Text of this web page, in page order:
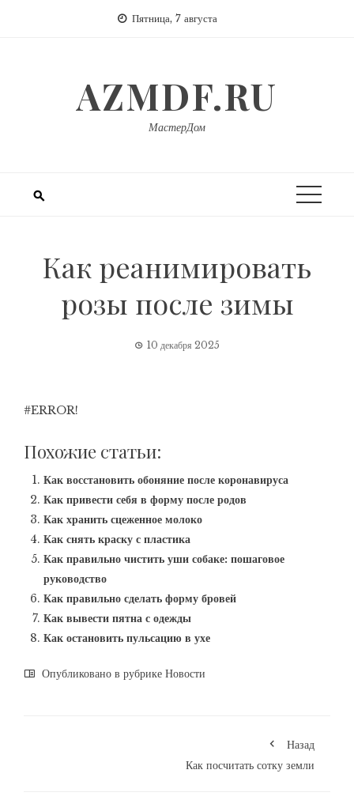
Пятница, 7 августа
AZMDF.RU
МастерДом
Как реанимировать
розы после зимы
10 декабря 2025
#ERROR!
Похожие статьи:
Как восстановить обоняние после коронавируса
Как привести себя в форму после родов
Как хранить сцеженное молоко
Как снять краску с пластика
Как правильно чистить уши собаке: пошаговое
руководство
Как правильно сделать форму бровей
Как вывести пятна с одежды
Как остановить пульсацию в ухе
Опубликовано в рубрике Новости
Назад
Как посчитать сотку земли